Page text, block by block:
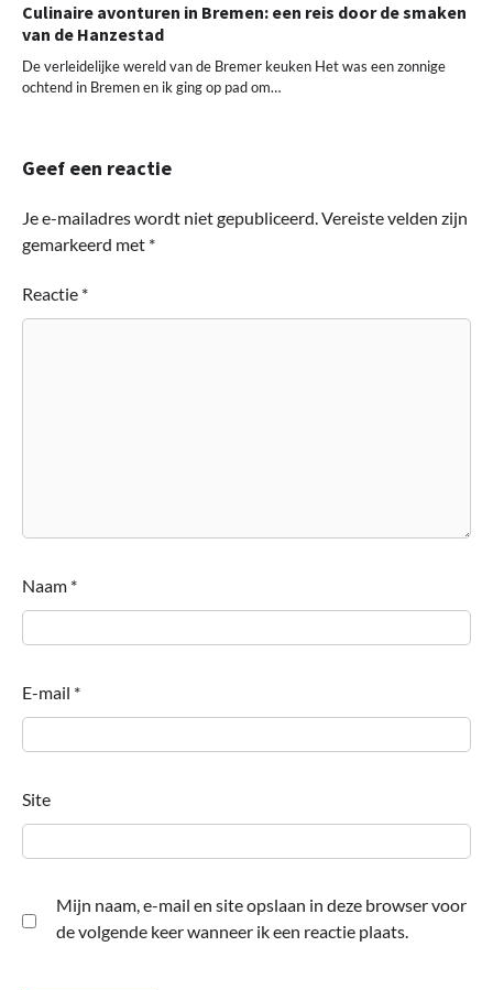
Culinaire avonturen in Bremen: een reis door de smaken
van de Hanzestad
De verleidelijke wereld van de Bremer keuken Het was een zonnige
ochtend in Bremen en ik ging op pad om…
Geef een reactie
Je e-mailadres wordt niet gepubliceerd.Vereiste velden zijn
gemarkeerd met *
Reactie *
Naam *
E-mail *
Site
Mijn naam, e-mail en site opslaan in deze browser voor
de volgende keer wanneer ik een reactie plaats.